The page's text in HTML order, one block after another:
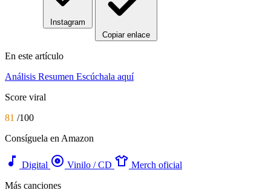
Instagram
Copiar enlace
En este artículo
Análisis Resumen Escúchala aquí
Score viral
81 /100
Consíguela en Amazon
music_note Digital album Vinilo / CD apparel Merch oficial
Más canciones